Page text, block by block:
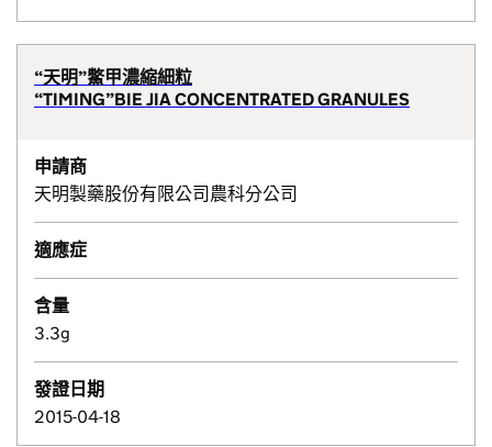
“天明”鱉甲濃縮細粒
“TIMING”BIE JIA CONCENTRATED GRANULES
申請商
天明製藥股份有限公司農科分公司
適應症
含量
3.3g
發證日期
2015-04-18